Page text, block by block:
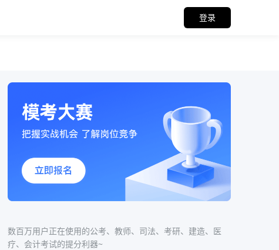
登录
数百万用户正在使用的公考、教师、司法、考研、建造、医
疗、会计考试的提分利器~